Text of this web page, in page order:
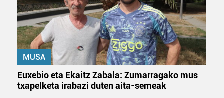
Bazkide batzuek ez dizute baimenik eskatzen, eta beren
interes komertzial legitimoetan babesten dira. Ikusi gure
bazkideen zerrenda, beren ustez zein helburutarako
duten interes legitimoa eta horren aurka nola egin
Lortu zure datu pertsonalak prozesatzeko moduari
MUSA
Euxebio eta Ekaitz Zabala: Zumarragako mus
txapelketa irabazi duten aita-semeak